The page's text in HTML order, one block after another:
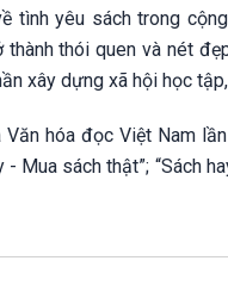
tình yêu sách trong
thói quen và nét
xây dựng xã hội học
hóa đọc Việt Nam
- Mua sách thật”; “Sách